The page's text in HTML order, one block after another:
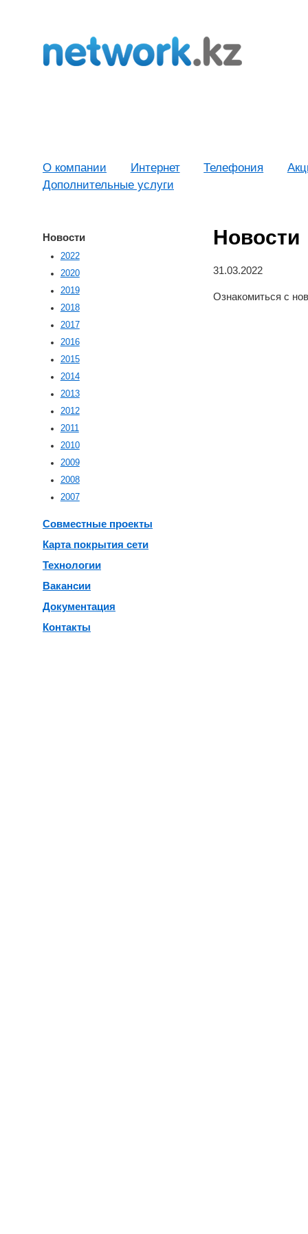
О компании Интернет Телефония
Дополнительные услуги
Новости
2022
2020
2019
2018
2017
2016
2015
2014
2013
2012
2011
2010
2009
2008
2007
Совместные проекты
Карта покрытия сети
Технологии
Вакансии
Документация
Контакты
Новости
31.03.2022
Ознакомиться с